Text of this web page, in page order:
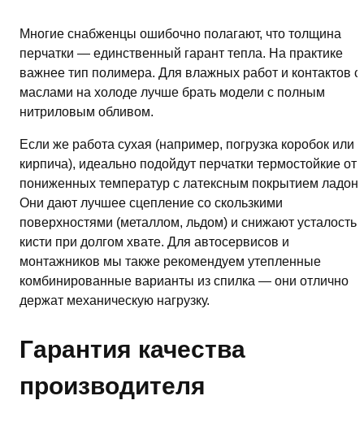
Многие снабженцы ошибочно полагают, что толщина
перчатки — единственный гарант тепла. На практике
важнее тип полимера. Для влажных работ и контактов с
маслами на холоде лучше брать модели с полным
нитриловым обливом.
Если же работа сухая (например, погрузка коробок или
кирпича), идеально подойдут перчатки термостойкие от
пониженных температур с латексным покрытием
Они дают лучшее сцепление со скользкими
поверхностями (металлом, льдом) и снижают усталость
кисти при долгом хвате. Для автосервисов и
монтажников мы также рекомендуем утепленные
комбинированные варианты из спилка — они отлично
держат механическую нагрузку.
Гарантия качества
производителя